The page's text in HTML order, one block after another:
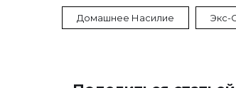
Домашнее Насилие Экс-